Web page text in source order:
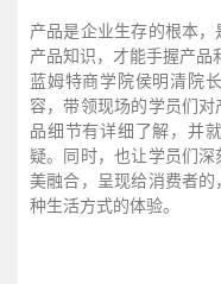
产品是企业生存的根本
产品知识，才能手握产品
蓝姆特商学院侯明清院
容，带领现场的学员们
品细节有详细了解，并
疑。同时，也让学员们
美融合，呈现给消费者
种生活方式的体验。